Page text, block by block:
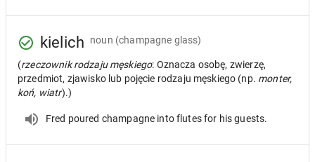
kielich noun (champagne glass)
(rzeczownik rodzaju męskiego: Oznacza osobę, zwierzę,
przedmiot, zjawisko lub pojęcie rodzaju męskiego (np. monter,
koń, wiatr).)
Fred poured champagne into flutes for his guests.